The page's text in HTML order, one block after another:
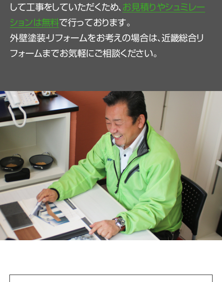
して工事をしていただくため、 お見積りやシュミレー
ションは無料で行っております。
外壁塗装・リフォームをお考えの場合は、近畿総合リ
フォームまでお気軽にご相談ください。